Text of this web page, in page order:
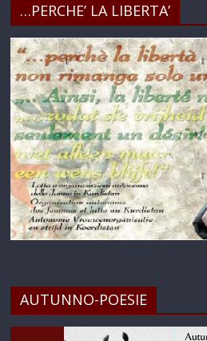
…PERCHE’ LA LIBERTA’
AUTUNNO-POESIE